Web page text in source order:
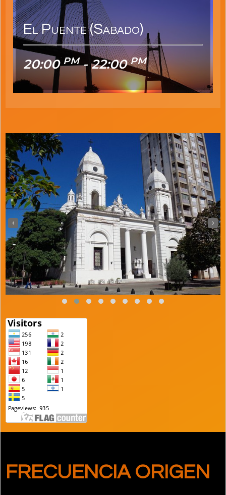
El Puente (sabado)
20:00PM- 22:00PM
20:00PM- 22:00PM
‹ ›
FRECUENCIA ORIGEN